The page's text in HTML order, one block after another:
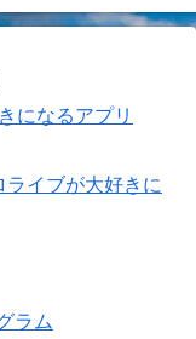
になるアプリ
イブが大好きに
ラム